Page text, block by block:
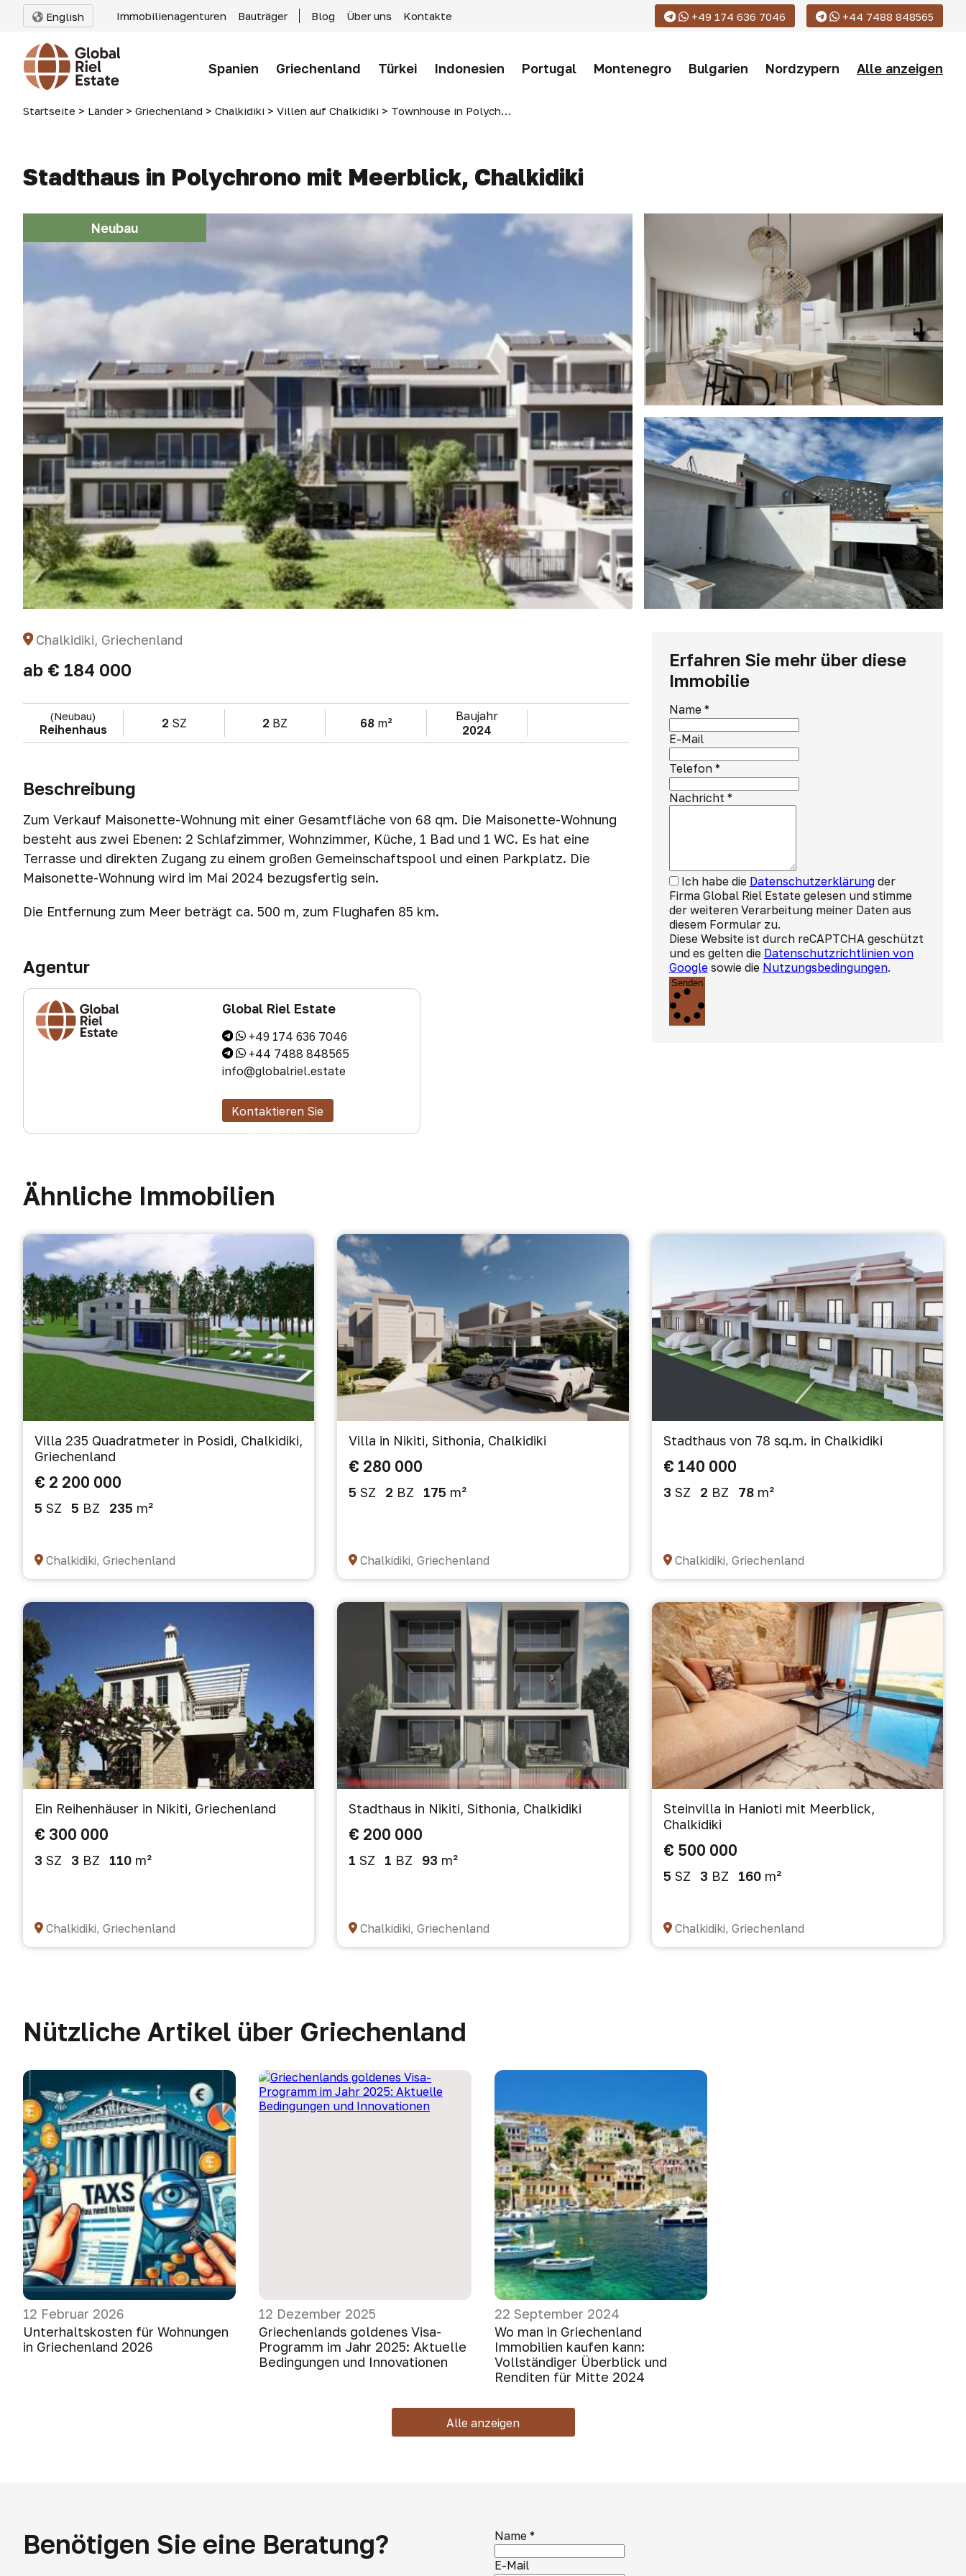
English Immobilienagenturen Bauträger Blog Über uns Kontakte +49 174 636 7046 +44 7488 848565
Spanien Griechenland Türkei Indonesien Portugal Montenegro Bulgarien Nordzypern Alle anzeigen
Startseite > Länder > Griechenland > Chalkidiki > Villen auf Chalkidiki > Townhouse in Polychrono with sea view, Halkidiki
Stadthaus in Polychrono mit Meerblick, Chalkidiki
Neubau
Chalkidiki, Griechenland
ab € 184 000
(Neubau)
Reihenhaus 2 SZ 2 BZ 68 m²
Baujahr
2024
Beschreibung
Zum Verkauf Maisonette-Wohnung mit einer Gesamtfläche von 68 qm. Die Maisonette-Wohnung
besteht aus zwei Ebenen: 2 Schlafzimmer, Wohnzimmer, Küche, 1 Bad und 1 WC. Es hat eine
Terrasse und direkten Zugang zu einem großen Gemeinschaftspool und einen Parkplatz. Die
Maisonette-Wohnung wird im Mai 2024 bezugsfertig sein.
Die Entfernung zum Meer beträgt ca. 500 m, zum Flughafen 85 km.
Agentur
Global Riel Estate
+49 174 636 7046
+44 7488 848565
info@globalriel.estate
Kontaktieren Sie
den Makler
Erfahren Sie mehr über diese
Immobilie
Name*
E-Mail
Telefon*
Nachricht *
Ich habe die Datenschutzerklärungder
Firma Global Riel Estate gelesen und stimme
der weiteren Verarbeitung meiner Daten aus
diesem Formular zu.
Diese Website ist durch reCAPTCHA geschützt
und es gelten die Datenschutzrichtlinien von
Googlesowie die Nutzungsbedingungen.
Senden
Ähnliche Immobilien
Villa 235 Quadratmeter in Posidi, Chalkidiki,
Griechenland
€ 2 200 000
5 SZ 5 BZ 235 m²
Chalkidiki, Griechenland
Villa in Nikiti, Sithonia, Chalkidiki
€ 280 000
5 SZ 2 BZ 175 m²
Chalkidiki, Griechenland
Stadthaus von 78 sq.m. in Chalkidiki
€ 140 000
3 SZ 2 BZ 78 m²
Chalkidiki, Griechenland
Ein Reihenhäuser in Nikiti, Griechenland
€ 300 000
3 SZ 3 BZ 110 m²
Chalkidiki, Griechenland
Stadthaus in Nikiti, Sithonia, Chalkidiki
€ 200 000
1 SZ 1 BZ 93 m²
Chalkidiki, Griechenland
Steinvilla in Hanioti mit Meerblick,
Chalkidiki
€ 500 000
5 SZ 3 BZ 160 m²
Chalkidiki, Griechenland
Nützliche Artikel über Griechenland
12 Februar 2026
Unterhaltskosten für Wohnungen
in Griechenland 2026
12 Dezember 2025
Griechenlands goldenes Visa-
Programm im Jahr 2025: Aktuelle
Bedingungen und Innovationen
22 September 2024
Wo man in Griechenland
Immobilien kaufen kann:
Vollständiger Überblick und
Renditen für Mitte 2024
Alle anzeigen
Benötigen Sie eine Beratung? Name *
E-Mail